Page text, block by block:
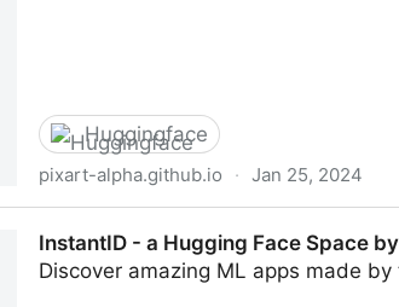
Huggingface
pixart-alpha.github.io · Jan 25, 2024
InstantID - a Hugging Face Space
Discover amazing ML apps made